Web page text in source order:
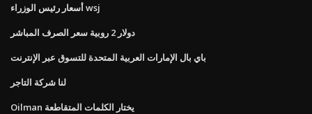
أسعار رئيس الوزراء wsj
دولار 2 روبية سعر الصرف المباشر
باي بال الإمارات العربية المتحدة للتسوق عبر الإنترنت
لنا شركة التاجر
Oilman يختار الكلمات المتقاطعة